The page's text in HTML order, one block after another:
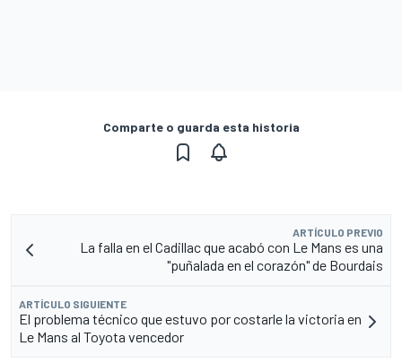
Comparte o guarda esta historia
ARTÍCULO PREVIO
La falla en el Cadillac que acabó con Le Mans es una
"puñalada en el corazón" de Bourdais
ARTÍCULO SIGUIENTE
El problema técnico que estuvo por costarle la victoria en
Le Mans al Toyota vencedor